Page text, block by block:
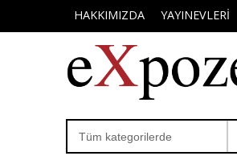
HAKKIMIZDA YAYINEVLERİ